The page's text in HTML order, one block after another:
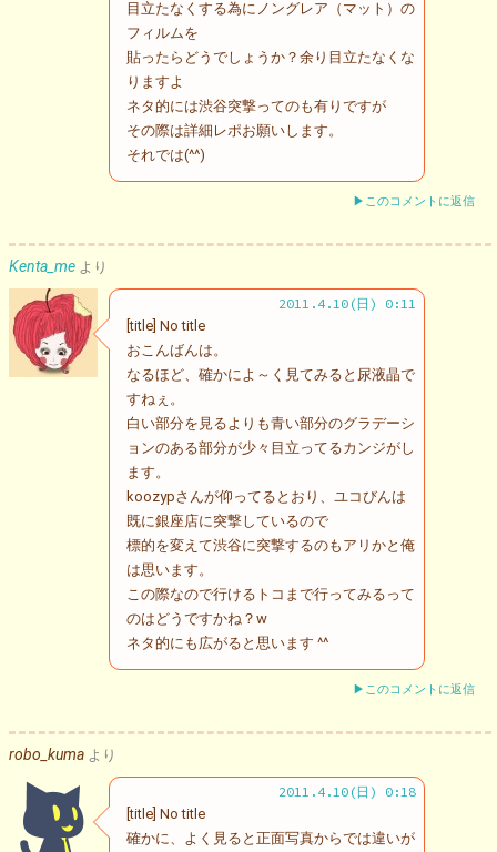
目立たなくする為にノングレア（マット）の
フィルムを
貼ったらどうでしょうか？余り目立たなくな
りますよ
ネタ的には渋谷突撃ってのも有りですが
その際は詳細レポお願いします。
それでは(^^)
▶このコメントに返信
Kenta_me より
2011.4.10(日) 0:11
[title] No title
おこんばんは。
なるほど、確かによ～く見てみると尿液晶で
すねぇ。
白い部分を見るよりも青い部分のグラデーシ
ョンのある部分が少々目立ってるカンジがし
ます。
koozypさんが仰ってるとおり、ユコびんは
既に銀座店に突撃しているので
標的を変えて渋谷に突撃するのもアリかと俺
は思います。
この際なので行けるトコまで行ってみるって
のはどうですかね？w
ネタ的にも広がると思います ^^
▶このコメントに返信
robo_kuma より
2011.4.10(日) 0:18
[title] No title
確かに、よく見ると正面写真からでは違いが